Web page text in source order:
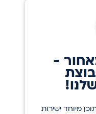
-
מיוחד ישירות